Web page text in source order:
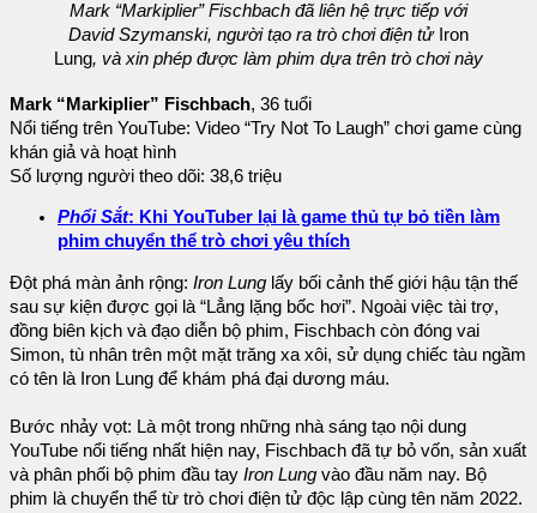
Mark “Markiplier” Fischbach đã liên hệ trực tiếp với
David Szymanski, người tạo ra trò chơi điện tửIron
Lung, và xin phép được làm phim dựa trên trò chơi này
Mark “Markiplier” Fischbach, 36 tuổi
Nổi tiếng trên YouTube: Video “Try Not To Laugh” chơi game cùng
khán giả và hoạt hình
Số lượng người theo dõi: 38,6 triệu
Phổi Sắt: Khi YouTuber lại là game thủ tự bỏ tiền làm
phim chuyển thể trò chơi yêu thích
Đột phá màn ảnh rộng: Iron Lung lấy bối cảnh thế giới hậu tận thế
sau sự kiện được gọi là “Lẳng lặng bốc hơi”. Ngoài việc tài trợ,
đồng biên kịch và đạo diễn bộ phim, Fischbach còn đóng vai
Simon, tù nhân trên một mặt trăng xa xôi, sử dụng chiếc tàu ngầm
có tên là Iron Lung để khám phá đại dương máu.
Bước nhảy vọt: Là một trong những nhà sáng tạo nội dung
YouTube nổi tiếng nhất hiện nay, Fischbach đã tự bỏ vốn, sản xuất
và phân phối bộ phim đầu tay Iron Lung vào đầu năm nay. Bộ
phim là chuyển thể từ trò chơi điện tử độc lập cùng tên năm 2022.